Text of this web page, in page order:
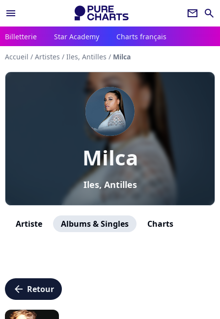
menu newsletter search
Billetterie Star Academy Charts français
Accueil / Artistes / Iles, Antilles / Milca
Milca
Iles, Antilles
Artiste Albums & Singles Charts
arrow_left Retour